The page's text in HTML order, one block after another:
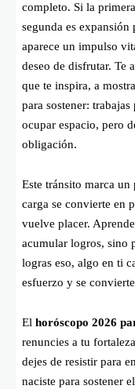
completo. Si la
segunda es
aparece un impulso
deseo de disfrutar. Te
que te inspira, a
para sostener:
ocupar espacio, pero
obligación.
Este tránsito marca
carga se convierte en
vuelve placer.
acumular logros, sino
logras eso, algo en ti
esfuerzo y se
El horóscopo 2026
renuncies a tu
dejes de resistir para
naciste para sostener